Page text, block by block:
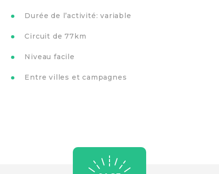
Durée de l’activité: variable
Circuit de 77km
Niveau facile
Entre villes et campagnes